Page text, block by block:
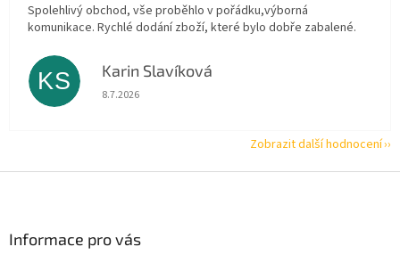
Spolehlivý obchod, vše proběhlo v pořádku,výborná
komunikace. Rychlé dodání zboží, které bylo dobře zabalené.
KS Karin Slavíková
Hodnocení obchodu je 5 z 5 hvězdiček.
8.7.2026
Zobrazit další hodnocení
Informace pro vás